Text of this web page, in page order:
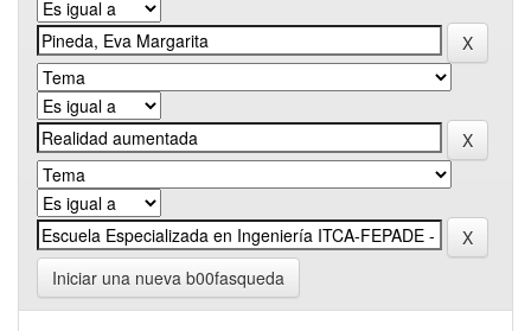
Iniciar una nueva b00fasqueda